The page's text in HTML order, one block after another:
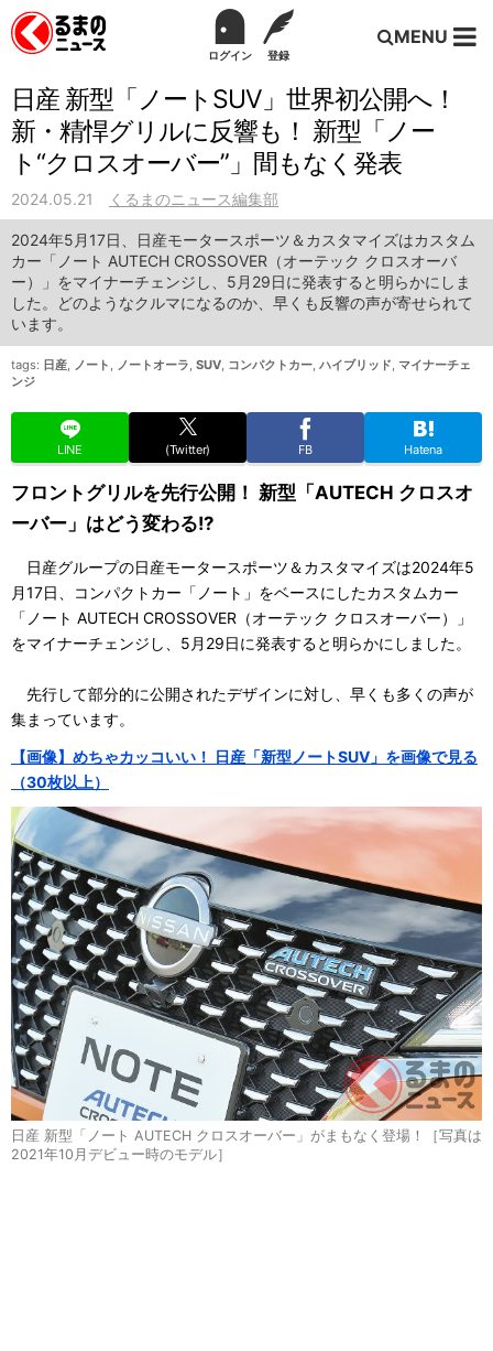
ログイン 登録
MENU
日産 新型「ノートSUV」世界初公開へ！
新・精悍グリルに反響も！ 新型「ノー
ト“クロスオーバー”」間もなく発表
2024.05.21 くるまのニュース編集部
2024年5月17日、日産モータースポーツ＆カスタマイズはカスタム
カー「ノート AUTECH CROSSOVER（オーテック クロスオーバ
ー）」をマイナーチェンジし、5月29日に発表すると明らかにしま
した。どのようなクルマになるのか、早くも反響の声が寄せられて
います。
tags: 日産, ノート , ノートオーラ, SUV, コンパクトカー, ハイブリッド, マイナーチェ
ンジ
LINE (Twitter) FB Hatena
フロントグリルを先行公開！ 新型「AUTECH クロスオ
ーバー」はどう変わる!?
日産グループの日産モータースポーツ＆カスタマイズは2024年5
月17日、コンパクトカー「ノート」をベースにしたカスタムカー
「ノート AUTECH CROSSOVER（オーテック クロスオーバー）」
をマイナーチェンジし、5月29日に発表すると明らかにしました。
先行して部分的に公開されたデザインに対し、早くも多くの声が
集まっています。
【画像】めちゃカッコいい！ 日産「新型ノートSUV」を画像で見る
（30枚以上）
日産 新型「ノート AUTECH クロスオーバー」がまもなく登場！［写真は
2021年10月デビュー時のモデル］